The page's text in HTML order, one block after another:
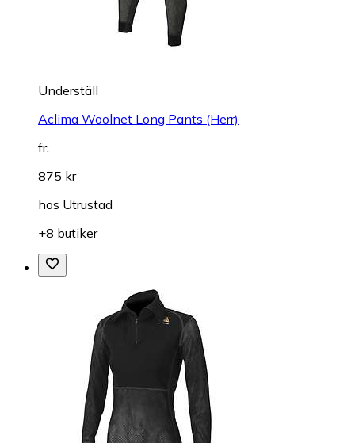
Underställ
Aclima Woolnet Long Pants (Herr)
fr.
875 kr
hos Utrustad
+8 butiker